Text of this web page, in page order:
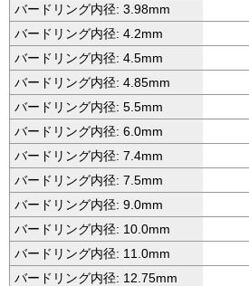
バードリング内径: 3.98mm
バードリング内径: 4.2mm
バードリング内径: 4.5mm
バードリング内径: 4.85mm
バードリング内径: 5.5mm
バードリング内径: 6.0mm
バードリング内径: 7.4mm
バードリング内径: 7.5mm
バードリング内径: 9.0mm
バードリング内径: 10.0mm
バードリング内径: 11.0mm
バードリング内径: 12.75mm